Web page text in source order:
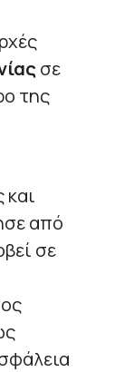
σε
της
από
σε